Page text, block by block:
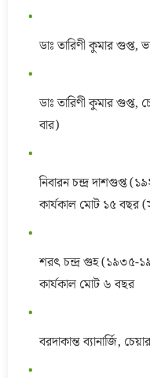
ডাঃ তারিণী কুমার
ডাঃ তারিণী কুমার
বার)
নিবারন চন্দ্র দাশগুপ্ত
কার্যকাল মোট ১৫ বছর
শরৎ চন্দ্র গুহ (১৯৩৫-
কার্যকাল মোট ৬ বছর
বরদাকান্ত ব্যানার্জি,